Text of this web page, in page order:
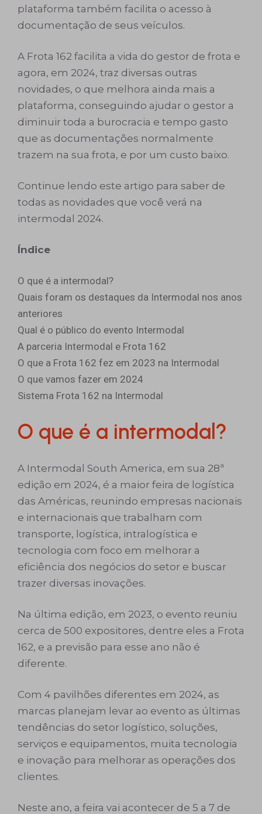
plataforma também facilita o acesso à
documentação de seus veículos.
A Frota 162 facilita a vida do gestor de frota e
agora, em 2024, traz diversas outras
novidades, o que melhora ainda mais a
plataforma, conseguindo ajudar o gestor a
diminuir toda a burocracia e tempo gasto
que as documentações normalmente
trazem na sua frota, e por um custo baixo.
Continue lendo este artigo para saber de
todas as novidades que você verá na
intermodal 2024.
Índice
O que é a intermodal?
Quais foram os destaques da Intermodal nos anos
anteriores
Qual é o público do evento Intermodal
A parceria Intermodal e Frota 162
O que a Frota 162 fez em 2023 na Intermodal
O que vamos fazer em 2024
Sistema Frota 162 na Intermodal
O que é a intermodal?
A Intermodal South America, em sua 28ª
edição em 2024, é a maior feira de logística
das Américas, reunindo empresas nacionais
e internacionais que trabalham com
transporte, logística, intralogística e
tecnologia com foco em melhorar a
eficiência dos negócios do setor e buscar
trazer diversas inovações.
Na última edição, em 2023, o evento reuniu
cerca de 500 expositores, dentre eles a Frota
162, e a previsão para esse ano não é
diferente.
Com 4 pavilhões diferentes em 2024, as
marcas planejam levar ao evento as últimas
tendências do setor logístico, soluções,
serviços e equipamentos, muita tecnologia
e inovação para melhorar as operações dos
clientes.
Neste ano, a feira vai acontecer de 5 a 7 de